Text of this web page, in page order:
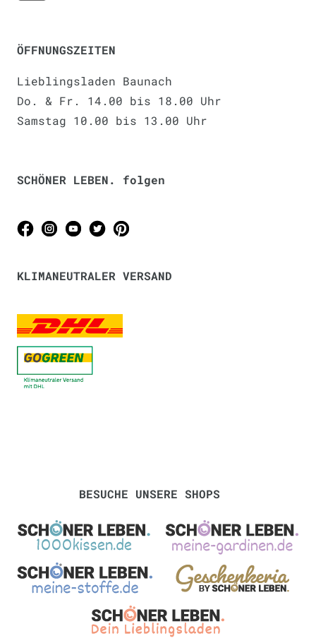
ÖFFNUNGSZEITEN
Lieblingsladen Baunach
Do. & Fr. 14.00 bis 18.00 Uhr
Samstag 10.00 bis 13.00 Uhr
SCHÖNER LEBEN. folgen
KLIMANEUTRALER VERSAND
BESUCHE UNSERE SHOPS